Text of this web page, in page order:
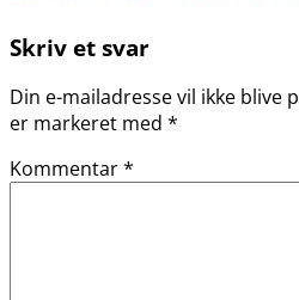
Skriv et svar
Din e-mailadresse vil ikke blive
er markeret med *
Kommentar*